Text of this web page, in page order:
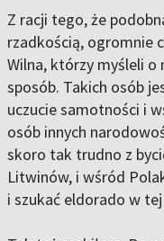
Z racji tego, że
rzadkością, ogromnie
Wilna, którzy myśleli
sposób. Takich osób
uczucie samotności i
osób innych
skoro tak trudno z
Litwinów, i wśród
i szukać eldorado w